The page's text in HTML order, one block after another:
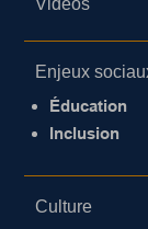
Vidéos
Enjeux
Éducation
Inclusion
Culture